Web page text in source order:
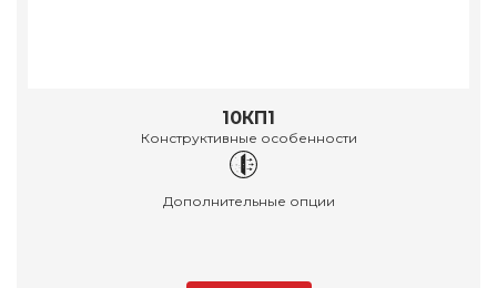
10КП1
Конструктивные особенности
Дополнительные опции